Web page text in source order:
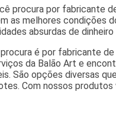
procura por fabricante
as melhores condições
absurdas de
é por fabricante
da Balão Art e
São opções diversas
Com nossos